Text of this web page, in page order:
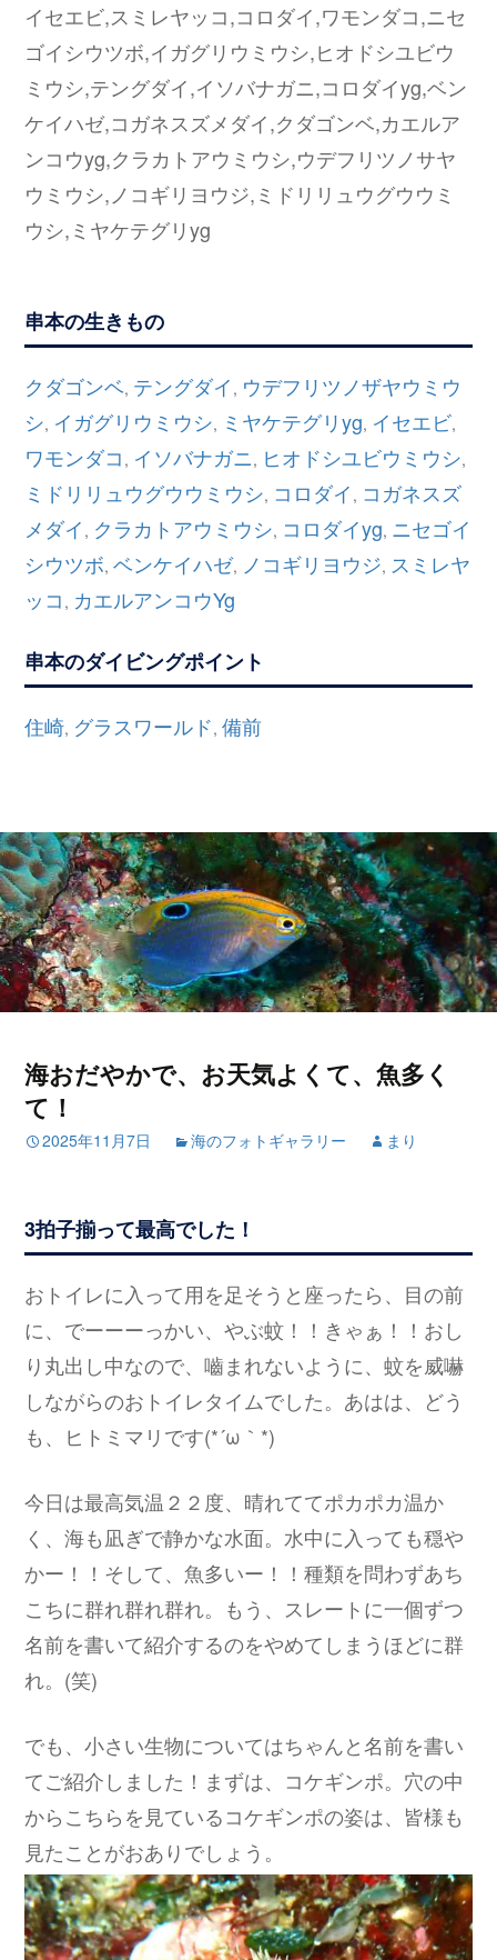
イセエビ,スミレヤッコ,コロダイ,ワモンダコ,ニセ
ゴイシウツボ,イガグリウミウシ,ヒオドシユビウ
ミウシ,テングダイ,イソバナガニ,コロダイyg,ベン
ケイハゼ,コガネスズメダイ,クダゴンベ,カエルア
ンコウyg,クラカトアウミウシ,ウデフリツノサヤ
ウミウシ,ノコギリヨウジ,ミドリリュウグウウミ
ウシ,ミヤケテグリyg
串本の生きもの
クダゴンベ, テングダイ , ウデフリツノザヤウミウ
シ, イガグリウミウシ, ミヤケテグリyg, イセエビ,
ワモンダコ , イソバナガニ, ヒオドシユビウミウシ,
ミドリリュウグウウミウシ, コロダイ , コガネスズ
メダイ , クラカトアウミウシ, コロダイyg, ニセゴイ
シウツボ,ベンケイハゼ, ノコギリヨウジ, スミレヤ
ッコ , カエルアンコウYg
串本のダイビングポイント
住崎, グラスワールド,備前
海おだやかで、お天気よくて、魚多く
て！
2025年11月7日 海のフォトギャラリー まり
3拍子揃って最高でした！
おトイレに入って用を足そうと座ったら、目の前
に、でーーーっかい、やぶ蚊！！きゃぁ！！おし
り丸出し中なので、嚙まれないように、蚊を威嚇
しながらのおトイレタイムでした。あはは、どう
も、ヒトミマリです(*´ω｀*)
今日は最高気温２２度、晴れててポカポカ温か
く、海も凪ぎで静かな水面。水中に入っても穏や
かー！！そして、魚多いー！！種類を問わずあち
こちに群れ群れ群れ。もう、スレートに一個ずつ
名前を書いて紹介するのをやめてしまうほどに群
れ。(笑)
でも、小さい生物についてはちゃんと名前を書い
てご紹介しました！まずは、コケギンポ。穴の中
からこちらを見ているコケギンポの姿は、皆様も
見たことがおありでしょう。